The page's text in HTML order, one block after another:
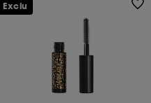
Exclu